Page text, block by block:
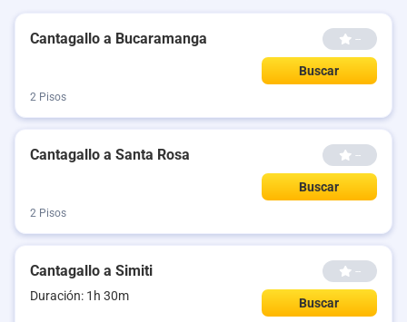
Cantagallo a Bucaramanga --
Buscar
2 Pisos
Cantagallo a Santa Rosa --
Buscar
2 Pisos
Cantagallo a Simiti
Duración: 1h 30m
--
Buscar